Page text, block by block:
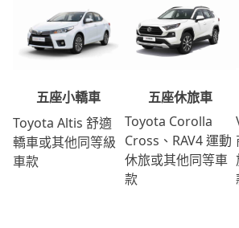
五座小轎車
Toyota Altis 舒適
轎車或其他同等級
車款
五座休旅車
Toyota Corolla
Cross、RAV4 運動
休旅或其他同等車
款